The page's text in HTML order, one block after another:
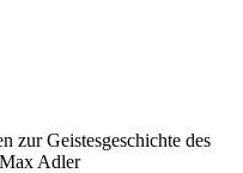
zur Geistesgeschichte des
Adler